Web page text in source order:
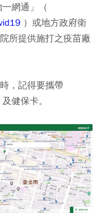
網通」（
）或地方政府衛
所提供施打之疫苗廠
，記得要攜帶
健保卡。